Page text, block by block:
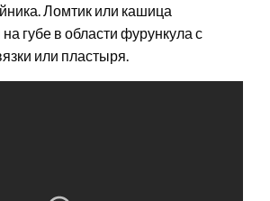
Ломтик или кашица
губе в области фурункула с
или пластыря.